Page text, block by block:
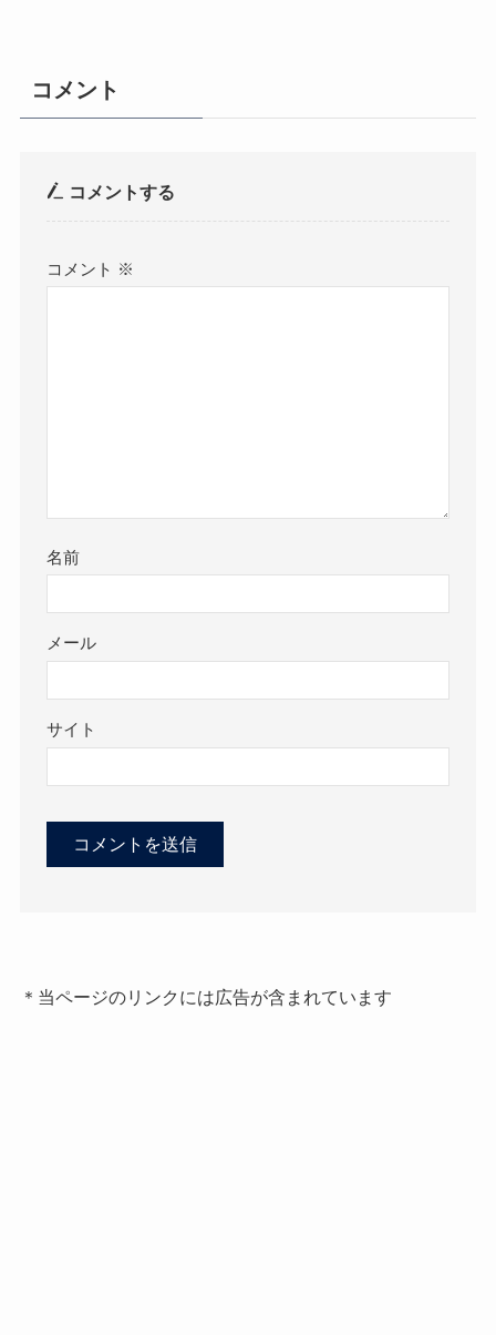
コメント
コメントする
コメント ※
名前
メール
サイト
＊当ページのリンクには広告が含まれています